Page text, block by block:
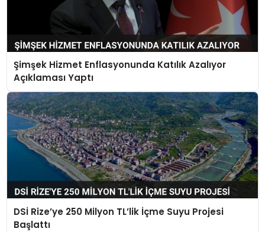
Şimşek Hizmet Enflasyonunda Katılık Azalıyor
Açıklaması Yaptı
DSİ Rize’ye 250 Milyon TL’lik İçme Suyu Projesi
Başlattı